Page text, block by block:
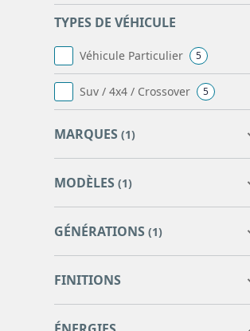
TYPES DE VÉHICULE
Véhicule Particulier 5
Suv / 4x4 / Crossover 5
MARQUES (1)
MINI
MODÈLES (1)
COUNTRYMAN
GÉNÉRATIONS (1)
countryman f60
0
COUNTRYMAN F60
COUNTRYMAN F60 LCI 7
FINITIONS
cooper 1